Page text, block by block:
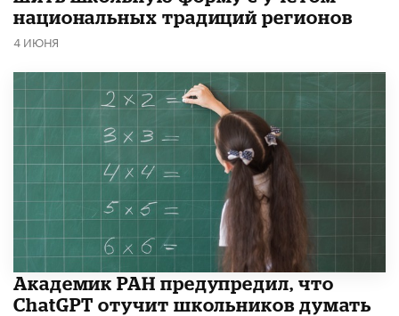
национальных традиций регионов
4 ИЮНЯ
Академик РАН предупредил, что
ChatGPT отучит школьников думать